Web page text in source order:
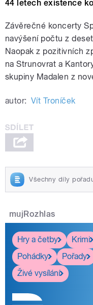
44 letech existence
Závěrečné koncerty
navýšení počtu z
Naopak z pozitivních
na Strunovrat a
skupiny Madalen z
autor: Vít Troníček
Všechny díly
mujRozhlas
Hry a četby
Krimi
Pohádky
Pořady
Živé vysílání